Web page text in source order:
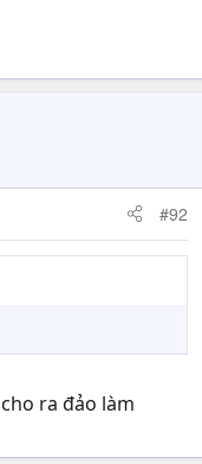
#92
ra đảo làm